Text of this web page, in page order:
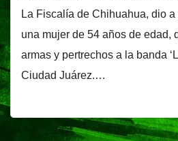
La Fiscalía de Chihuahua, dio
una mujer de 54 años de edad,
armas y pertrechos a la banda
Ciudad Juárez.…